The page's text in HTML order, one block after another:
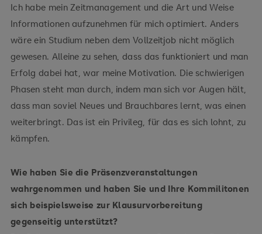
Ich habe mein Zeitmanagement und die Art und Weise
Informationen aufzunehmen für mich optimiert. Anders
wäre ein Studium neben dem Vollzeitjob nicht möglich
gewesen. Alleine zu sehen, dass das funktioniert und man
Erfolg dabei hat, war meine Motivation. Die schwierigen
Phasen steht man durch, indem man sich vor Augen hält,
dass man soviel Neues und Brauchbares lernt, was einen
weiterbringt. Das ist ein Privileg, für das es sich lohnt, zu
kämpfen.
Wie haben Sie die Präsenzveranstaltungen
wahrgenommen und haben Sie und Ihre Kommilitonen
sich beispielsweise zur Klausurvorbereitung
gegenseitig unterstützt?